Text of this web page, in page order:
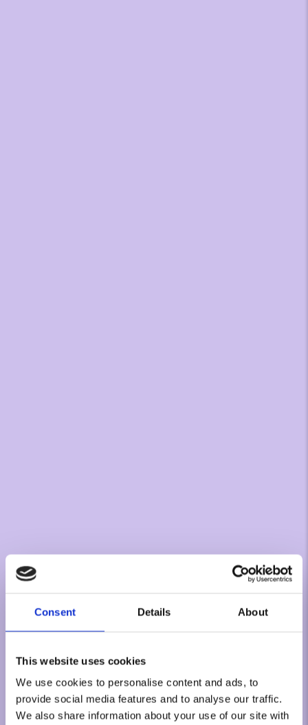
Consent Details About
This website uses cookies
We use cookies to personalise content and ads, to
provide social media features and to analyse our traffic.
We also share information about your use of our site with